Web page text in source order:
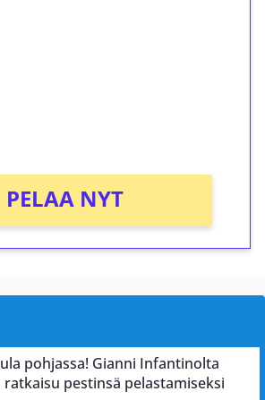
PELAA NYT
pohjassa! Gianni Infantinolta
pestinsä pelastamiseksi